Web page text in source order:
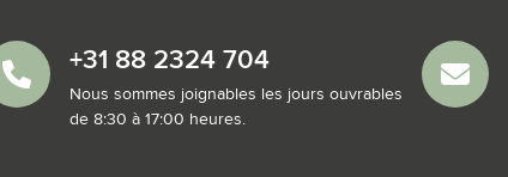
+31 88 2324 704
Nous sommes joignables les jours ouvrables
de 8:30 à 17:00 heures.